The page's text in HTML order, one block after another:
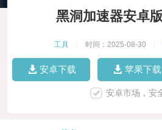
黑洞加速器安卓
工具 时间：2025-08-30
安卓下载 苹果下载
安卓市场，安